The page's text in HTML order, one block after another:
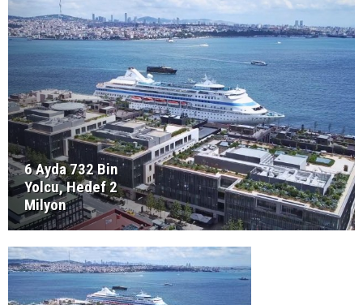
6 Ayda 732 Bin
Yolcu, Hedef 2
Milyon